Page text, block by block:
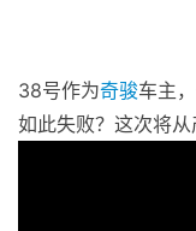
38号作为奇骏车主
如此失败？这次将